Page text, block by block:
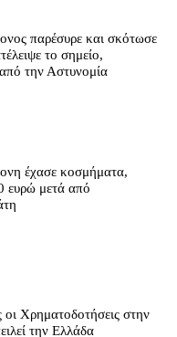
παρέσυρε και σκότωσε
το σημείο,
την Αστυνομία
έχασε κοσμήματα,
ευρώ μετά από
οι Χρηματοδοτήσεις στην
την Ελλάδα